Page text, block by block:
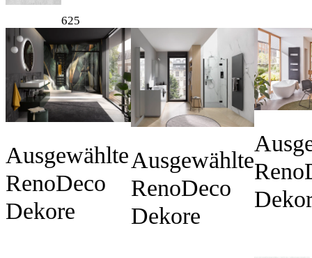
625
Ausgewählte
RenoDeco
Dekore
Ausgewählte
RenoDeco
Dekore